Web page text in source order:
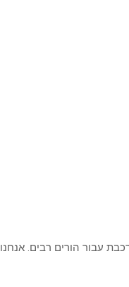
עבור הורים רבים. אנחנו